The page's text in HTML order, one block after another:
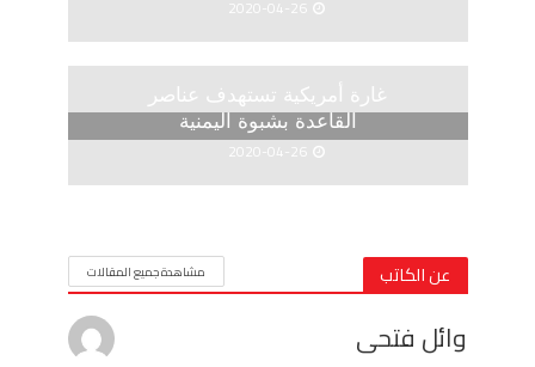
2020-04-26
غارة أمريكية تستهدف عناصر
القاعدة بشبوة اليمنية
2020-04-26
عن الكاتب مشاهدة جميع المقالات
وائل فتحى